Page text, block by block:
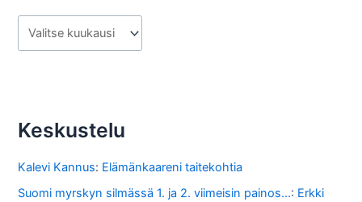
r
s
o
s
Keskustelu
Kalevi Kannus: Elämänkaareni taitekohtia
Suomi myrskyn silmässä 1. ja 2. viimeisin painos...: Erkki